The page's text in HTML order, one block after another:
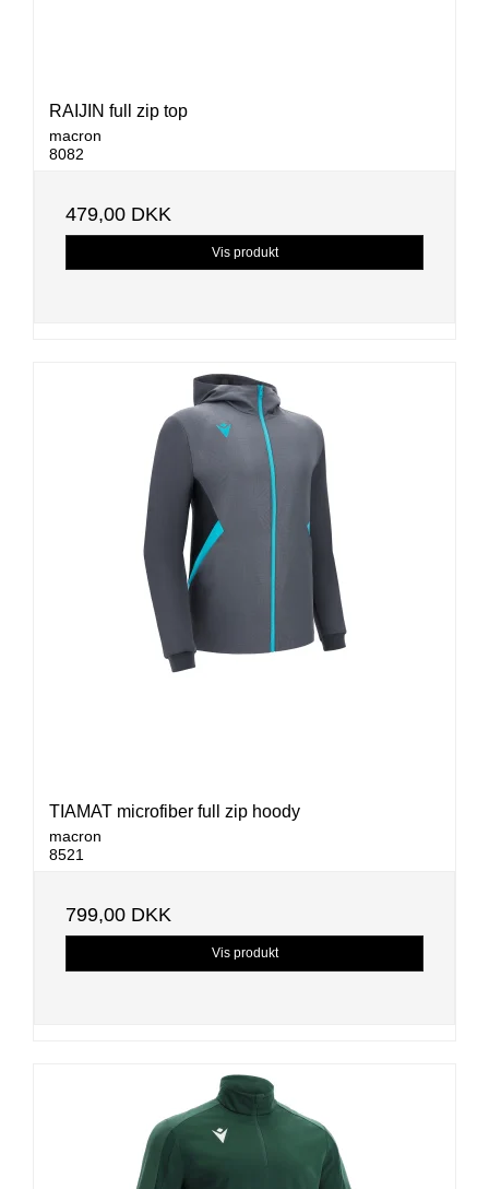
RAIJIN full zip top
macron
8082
479,00 DKK
Vis produkt
TIAMAT microfiber full zip hoody
macron
8521
799,00 DKK
Vis produkt